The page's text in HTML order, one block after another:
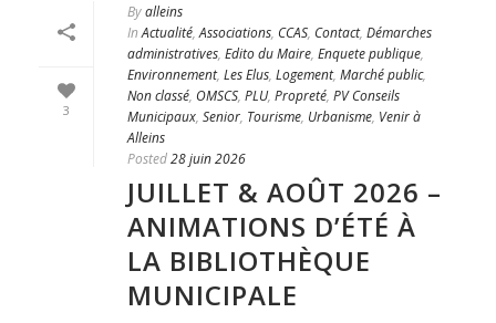
3
Byalleins
In Actualité,Associations, CCAS, Contact, Démarches
administratives, Edito du Maire, Enquete publique,
Environnement, Les Elus, Logement, Marché public,
Non classé, OMSCS, PLU, Propreté, PV Conseils
Municipaux, Senior, Tourisme, Urbanisme, Venir à
Alleins
Posted28 juin 2026
JUILLET & AOÛT 2026 –
ANIMATIONS D’ÉTÉ À
LA BIBLIOTHÈQUE
MUNICIPALE